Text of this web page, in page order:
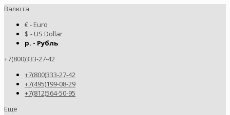
Валюта
€ - Euro
$ - US Dollar
р. - Рубль
+7(800)333-27-42
+7(800)333-27-42
+7(495)199-08-29
+7(812)564-50-95
Ещё